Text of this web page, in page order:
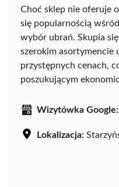
Choć sklep nie oferuje
się popularnością
wybór ubrań. Skupia
szerokim asortymencie
przystępnych cenach,
poszukującym
Wizytówka Google:
Lokalizacja: